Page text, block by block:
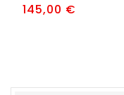
145,00 €